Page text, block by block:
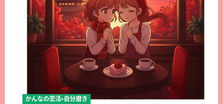
かんなの恋活・自分磨き